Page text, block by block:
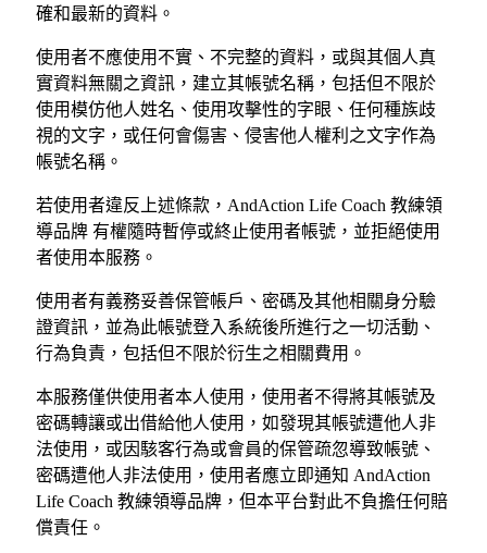
確和最新的資料。
使用者不應使用不實、不完整的資料，或與其個人真
實資料無關之資訊，建立其帳號名稱，包括但不限於
使用模仿他人姓名、使用攻擊性的字眼、任何種族歧
視的文字，或任何會傷害、侵害他人權利之文字作為
帳號名稱。
若使用者違反上述條款，AndAction Life Coach 教練領
導品牌 有權隨時暫停或終止使用者帳號，並拒絕使用
者使用本服務。
使用者有義務妥善保管帳戶、密碼及其他相關身分驗
證資訊，並為此帳號登入系統後所進行之一切活動、
行為負責，包括但不限於衍生之相關費用。
本服務僅供使用者本人使用，使用者不得將其帳號及
密碼轉讓或出借給他人使用，如發現其帳號遭他人非
法使用，或因駭客行為或會員的保管疏忽導致帳號、
密碼遭他人非法使用，使用者應立即通知 AndAction
Life Coach 教練領導品牌，但本平台對此不負擔任何賠
償責任。